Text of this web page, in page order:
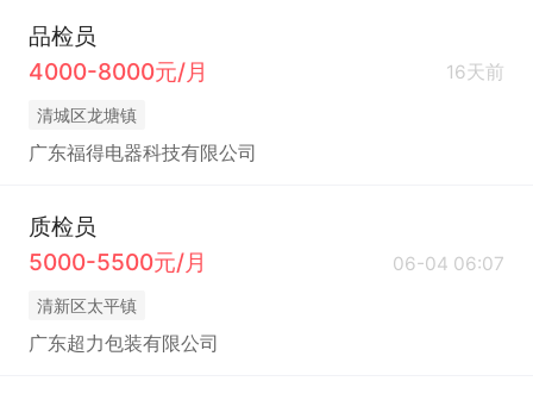
品检员
4000-8000元/月
16天前
清城区龙塘镇
广东福得电器科技有限公司
质检员
5000-5500元/月
06-04 06:07
清新区太平镇
广东超力包装有限公司